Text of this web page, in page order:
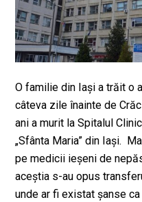
O familie din Iași a trăit o
câteva zile înainte de
ani a murit la Spitalul
„Sfânta Maria” din Iași.
pe medicii ieșeni de
aceștia s-au opus
unde ar fi existat șanse